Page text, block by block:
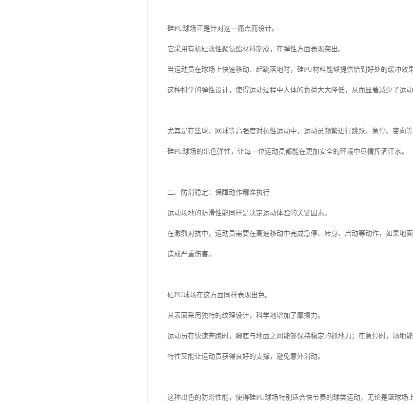
硅PU球场正是针对这一痛点而设计。
它采用有机硅改性聚氨酯材料制成，在弹性方面表现突出。
当运动员在球场上快速移动、起跳落地时，硅PU材料能够提供恰到好处的缓冲效
这种科学的弹性设计，使得运动过程中人体的负荷大大降低，从而显著减少了运动
尤其是在篮球、网球等高强度对抗性运动中，运动员频繁进行跳跃、急停、变向
硅PU球场的出色弹性，让每一位运动员都能在更加安全的环境中尽情挥洒汗水。
二、防滑稳定：保障动作精准执行
运动场地的防滑性能同样是决定运动体验的关键因素。
在激烈对抗中，运动员需要在高速移动中完成急停、转身、启动等动作，如果地
造成严重伤害。
硅PU球场在这方面同样表现出色。
其表面采用独特的纹理设计，科学地增加了摩擦力。
运动员在快速奔跑时，脚底与地面之间能够保持稳定的抓地力；在急停时，场地
特性又能让运动员获得良好的支撑，避免意外滑动。
这种出色的防滑性能，使得硅PU球场特别适合快节奏的球类运动，无论是篮球